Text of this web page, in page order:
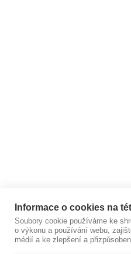
Informace o cookies na
Soubory cookie používáme ke
o výkonu a používání webu,
médií a ke zlepšení a